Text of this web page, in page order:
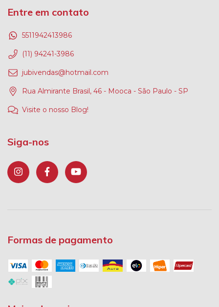
Entre em contato
5511942413986
(11) 94241-3986
jubivendas@hotmail.com
Rua Almirante Brasil, 46 - Mooca - São Paulo - SP
Visite o nosso Blog!
Siga-nos
Formas de pagamento